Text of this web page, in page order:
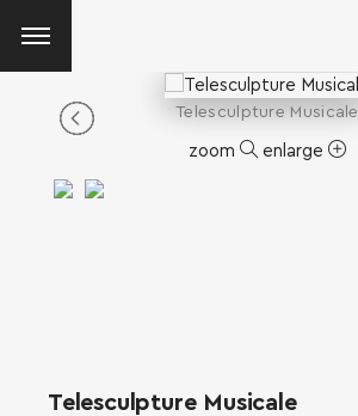
Telesculpture Musicale
zoom enlarge
Telesculpture Musicale